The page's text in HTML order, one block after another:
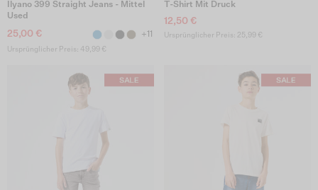
Ilyano 399 Straight Jeans - Mittel
Used
25,00 € +11
Ursprünglicher Preis: 49,99 €
T-Shirt Mit Druck
12,50 €
Ursprünglicher Preis: 25,99 €